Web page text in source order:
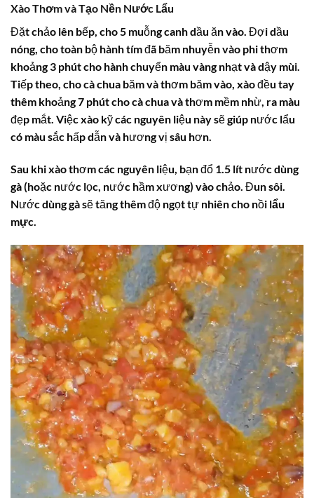
Xào Thơm và Tạo Nền Nước Lẩu
Đặt chảo lên bếp, cho 5 muỗng canh dầu ăn vào. Đợi dầu
nóng, cho toàn bộ hành tím đã băm nhuyễn vào phi thơm
khoảng 3 phút cho hành chuyển màu vàng nhạt và dậy mùi.
Tiếp theo, cho cà chua băm và thơm băm vào, xào đều tay
thêm khoảng 7 phút cho cà chua và thơm mềm nhừ, ra màu
đẹp mắt. Việc xào kỹ các nguyên liệu này sẽ giúp nước lẩu
có màu sắc hấp dẫn và hương vị sâu hơn.
Sau khi xào thơm các nguyên liệu, bạn đổ 1.5 lít nước dùng
gà (hoặc nước lọc, nước hầm xương) vào chảo. Đun sôi.
Nước dùng gà sẽ tăng thêm độ ngọt tự nhiên cho nồi lẩu
mực